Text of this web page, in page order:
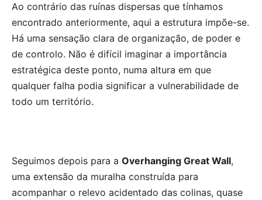
Ao contrário das ruínas dispersas que tínhamos
encontrado anteriormente, aqui a estrutura impõe-se.
Há uma sensação clara de organização, de poder e
de controlo. Não é difícil imaginar a importância
estratégica deste ponto, numa altura em que
qualquer falha podia significar a vulnerabilidade de
todo um território.
Seguimos depois para a Overhanging Great Wall,
uma extensão da muralha construída para
acompanhar o relevo acidentado das colinas, quase